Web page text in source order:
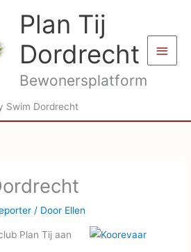
Plan Tij
Dordrecht
Bewonersplatform
Swim Dordrecht
/ Door Ellen
Plan Tij aan